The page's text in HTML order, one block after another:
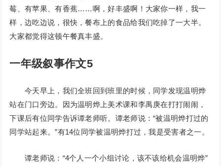
莓、有苹果、有香蕉……啊，好丰盛啊！大家你一样，我一
样，边吃边说，很快，餐布上的食品给我们吃掉了一大半。
大家都觉得这顿午餐真丰盛。
一年级叙事作文5
今天早上，我们全班回到班里的时候，同学发现温明烨
站在门口旁边。因为温明烨上美术课和李禺庚在打打闹闹，
下课后有位同学告诉谭老师听。谭老师说：“被温明烨打过的
同学站起来。”有14位同学被温明烨打过，我是受害者之一。
谭老师说：“4个人一个小组讨论，该不该给机会温明烨”